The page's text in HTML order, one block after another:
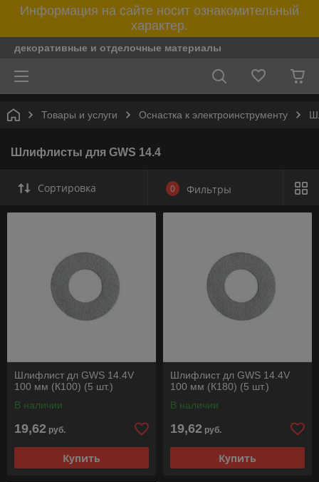
Информация на сайте носит ознакомительный
характер.
декоративные и отделочные материалы
Товары и услуги Оснастка к электроинструменту
Шлифлисты для GWS 14.4
Сортировка 0 Фильтры
Шлифлист дл GWS 14.4V
100 мм (К100) (5 шт.)
В наличии
19,62 руб.
Купить
Шлифлист дл GWS 14.4V
100 мм (К180) (5 шт.)
В наличии
19,62 руб.
Купить